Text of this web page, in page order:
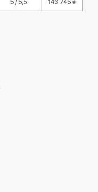
5 / 5,5 143 745 ₴